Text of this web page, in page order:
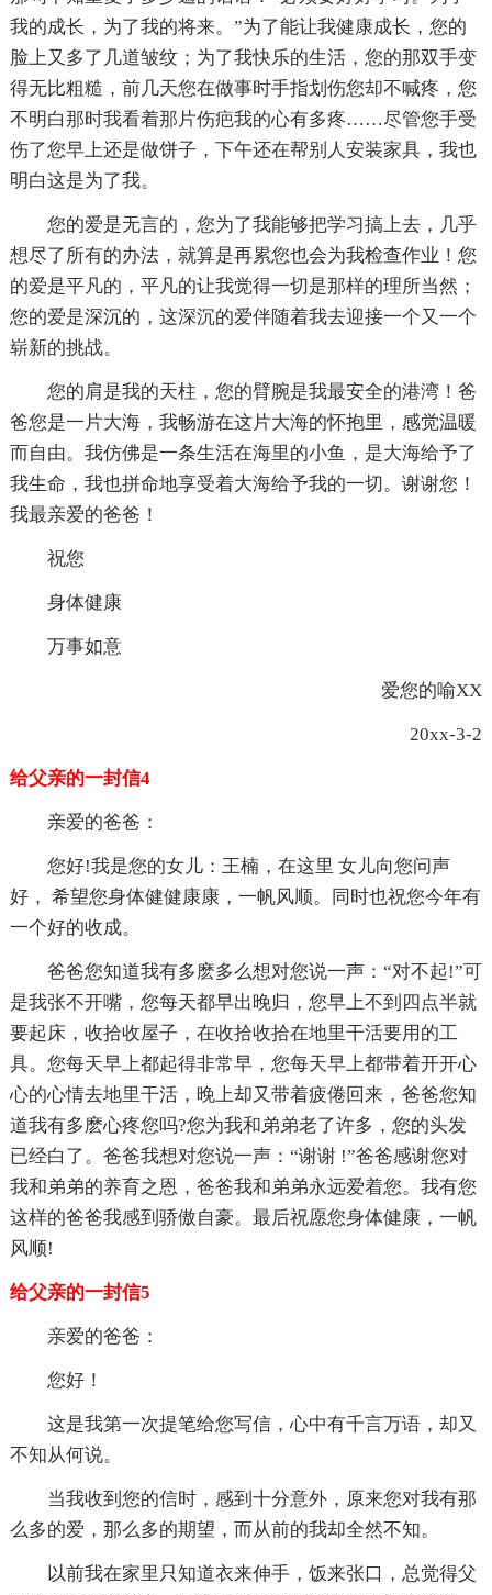
我的成长，为了我的将来。”为了能让我健康成长，您的
脸上又多了几道皱纹；为了我快乐的生活，您的那双手变
得无比粗糙，前几天您在做事时手指划伤您却不喊疼，您
不明白那时我看着那片伤疤我的心有多疼……尽管您手受
伤了您早上还是做饼子，下午还在帮别人安装家具，我也
明白这是为了我。
您的爱是无言的，您为了我能够把学习搞上去，几乎
想尽了所有的办法，就算是再累您也会为我检查作业！您
的爱是平凡的，平凡的让我觉得一切是那样的理所当然；
您的爱是深沉的，这深沉的爱伴随着我去迎接一个又一个
崭新的挑战。
您的肩是我的天柱，您的臂腕是我最安全的港湾！爸
爸您是一片大海，我畅游在这片大海的怀抱里，感觉温暖
而自由。我仿佛是一条生活在海里的小鱼，是大海给予了
我生命，我也拼命地享受着大海给予我的一切。谢谢您！
我最亲爱的爸爸！
祝您
身体健康
万事如意
爱您的喻XX
20xx-3-2
给父亲的一封信4
亲爱的爸爸：
您好!我是您的女儿：王楠，在这里 女儿向您问声
好， 希望您身体健健康康，一帆风顺。同时也祝您今年有
一个好的收成。
爸爸您知道我有多麽多么想对您说一声：“对不起!”可
是我张不开嘴，您每天都早出晚归，您早上不到四点半就
要起床，收拾收屋子，在收拾收拾在地里干活要用的工
具。您每天早上都起得非常早，您每天早上都带着开开心
心的心情去地里干活，晚上却又带着疲倦回来，爸爸您知
道我有多麽心疼您吗?您为我和弟弟老了许多，您的头发
已经白了。爸爸我想对您说一声：“谢谢 !”爸爸感谢您对
我和弟弟的养育之恩，爸爸我和弟弟永远爱着您。我有您
这样的爸爸我感到骄傲自豪。最后祝愿您身体健康，一帆
风顺!
给父亲的一封信5
亲爱的爸爸：
您好！
这是我第一次提笔给您写信，心中有千言万语，却又
不知从何说。
当我收到您的信时，感到十分意外，原来您对我有那
么多的爱，那么多的期望，而从前的我却全然不知。
以前我在家里只知道衣来伸手，饭来张口，总觉得父